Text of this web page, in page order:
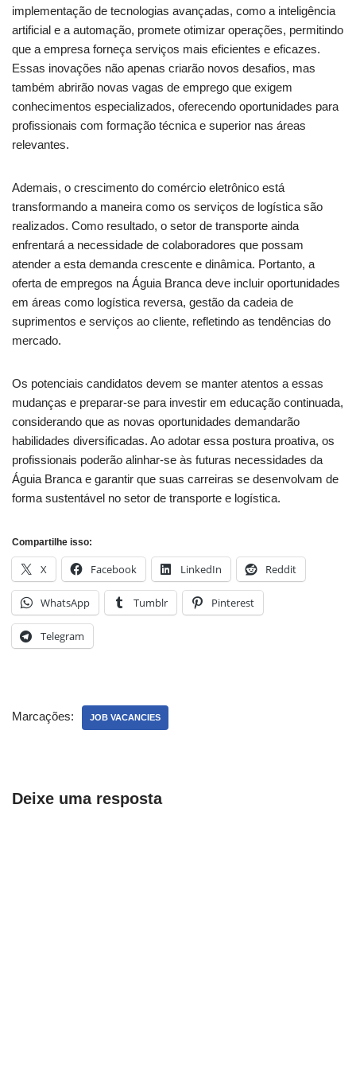
implementação de tecnologias avançadas, como a inteligência
artificial e a automação, promete otimizar operações, permitindo
que a empresa forneça serviços mais eficientes e eficazes.
Essas inovações não apenas criarão novos desafios, mas
também abrirão novas vagas de emprego que exigem
conhecimentos especializados, oferecendo oportunidades para
profissionais com formação técnica e superior nas áreas
relevantes.
Ademais, o crescimento do comércio eletrônico está
transformando a maneira como os serviços de logística são
realizados. Como resultado, o setor de transporte ainda
enfrentará a necessidade de colaboradores que possam
atender a esta demanda crescente e dinâmica. Portanto, a
oferta de empregos na Águia Branca deve incluir oportunidades
em áreas como logística reversa, gestão da cadeia de
suprimentos e serviços ao cliente, refletindo as tendências do
mercado.
Os potenciais candidatos devem se manter atentos a essas
mudanças e preparar-se para investir em educação continuada,
considerando que as novas oportunidades demandarão
habilidades diversificadas. Ao adotar essa postura proativa, os
profissionais poderão alinhar-se às futuras necessidades da
Águia Branca e garantir que suas carreiras se desenvolvam de
forma sustentável no setor de transporte e logística.
Compartilhe isso:
X Facebook LinkedIn Reddit
WhatsApp Tumblr Pinterest
Telegram
Marcações: JOB VACANCIES
Deixe uma resposta